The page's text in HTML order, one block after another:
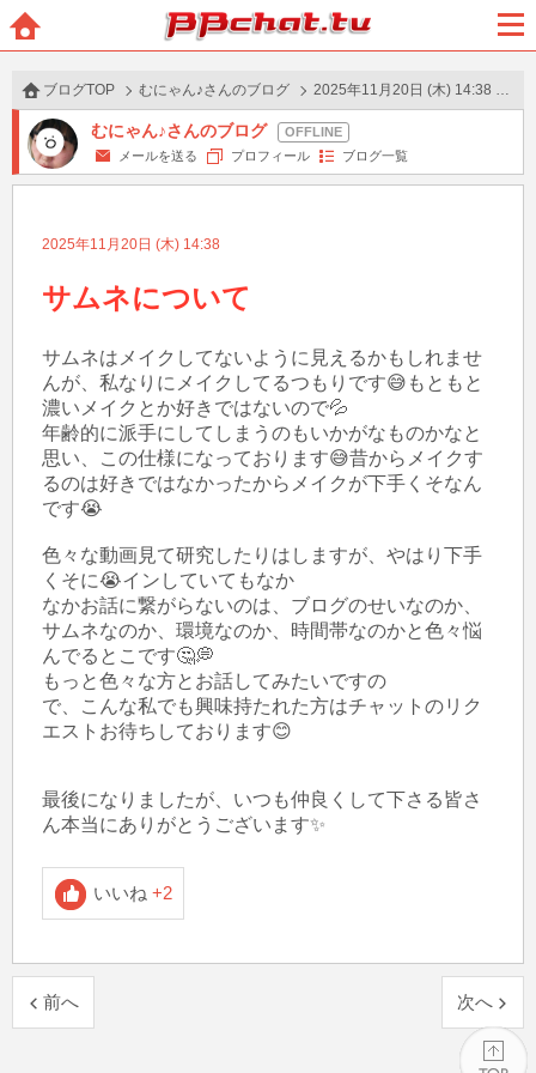
BBchatTV
ュー
ブログTOP むにゃん♪さんのブログ 2025年11月20日 (木) 14:38 の投稿
むにゃん♪さんのブログ
メールを送る プロフィール ブログ一覧
2025年11月20日 (木) 14:38
サムネについて
サムネはメイクしてないように見えるかもしれませ
んが、私なりにメイクしてるつもりです😅もともと
濃いメイクとか好きではないので💦
年齢的に派手にしてしまうのもいかがなものかなと
思い、この仕様になっております😅昔からメイクす
るのは好きではなかったからメイクが下手くそなん
です😭
色々な動画見て研究したりはしますが、やはり下手
くそに😭インしていてもなか
なかお話に繋がらないのは、ブログのせいなのか、
サムネなのか、環境なのか、時間帯なのかと色々悩
んでるとこです🤔💭
もっと色々な方とお話してみたいですの
で、こんな私でも興味持たれた方はチャットのリク
エストお待ちしております😊
最後になりましたが、いつも仲良くして下さる皆さ
ん本当にありがとうございます✨
いいね +2
前へ 次へ